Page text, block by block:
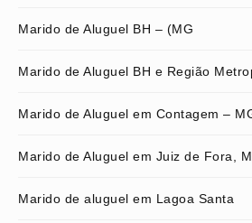
Marido de Aluguel BH – (MG
Marido de Aluguel BH e Região
Marido de Aluguel em Contagem –
Marido de Aluguel em Juiz de Fora,
Marido de aluguel em Lagoa Santa